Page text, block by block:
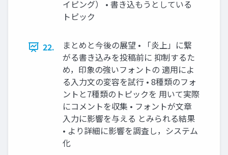
イピング） • 書き込もうとしている
トピック
22.
まとめと今後の展望 • 「炎上」に繋
がる書き込みを投稿前に 抑制するた
め，印象の強いフォントの 適用によ
る入力文の変容を試行 • 8種類のフォ
ントと7種類のトピックを 用いて実際
にコメントを収集 • フォントが文章
入力に影響を与える とみられる結果
• より詳細に影響を調査し，システム
化